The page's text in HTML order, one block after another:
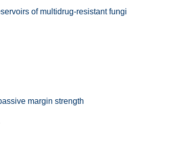
of multidrug-resistant fungi
margin strength